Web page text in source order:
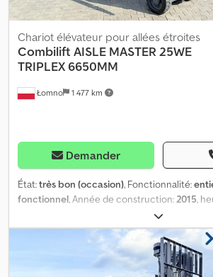
Łomno 1 477 km
Chariot élévateur pour allées étroites
Combilift AISLE MASTER 25WE
TRIPLEX 6650MM
Demander
État:très bon (occasion), Fonctionnalité:
fonctionnel, Année de construction:2015,
, capacité de charge:
de levage:6 650 mm, levée libre:1 880 mm,
600 mm , type de carburant:
, hauteur de construction:3 100 mm,
, type d'engrenage:hydrostatique